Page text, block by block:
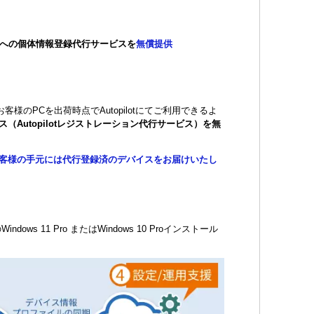
の個体情報登録代行サービスを無償提供
様のPCを出荷時点でAutopilotにてご利用できるよ
（Autopilotレジストレーション代行サービス）を無
様の手元には代行登録済のデバイスをお届けいたし
11 Pro またはWindows 10 Proインストール